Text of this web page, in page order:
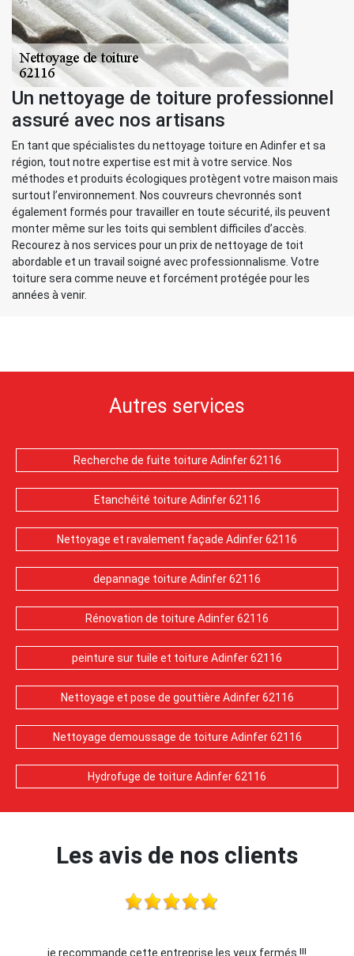
Un nettoyage de toiture professionnel
assuré avec nos artisans
En tant que spécialistes du nettoyage toiture en Adinfer et sa
région, tout notre expertise est mit à votre service. Nos
méthodes et produits écologiques protègent votre maison mais
surtout l’environnement. Nos couvreurs chevronnés sont
également formés pour travailler en toute sécurité, ils peuvent
monter même sur les toits qui semblent difficiles d’accès.
Recourez à nos services pour un prix de nettoyage de toit
abordable et un travail soigné avec professionnalisme. Votre
toiture sera comme neuve et forcément protégée pour les
années à venir.
Autres services
Recherche de fuite toiture Adinfer 62116
Etanchéité toiture Adinfer 62116
Nettoyage et ravalement façade Adinfer 62116
depannage toiture Adinfer 62116
Rénovation de toiture Adinfer 62116
peinture sur tuile et toiture Adinfer 62116
Nettoyage et pose de gouttière Adinfer 62116
Nettoyage demoussage de toiture Adinfer 62116
Hydrofuge de toiture Adinfer 62116
Les avis de nos clients
je recommande cette entreprise les yeux fermés !!!